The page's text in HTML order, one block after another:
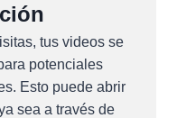
tus videos se
potenciales
Esto puede abrir
sea a través de